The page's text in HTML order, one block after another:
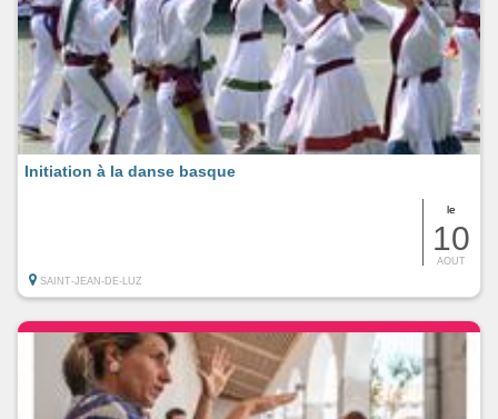
le
10
AOUT
Initiation à la danse basque
SAINT-JEAN-DE-LUZ